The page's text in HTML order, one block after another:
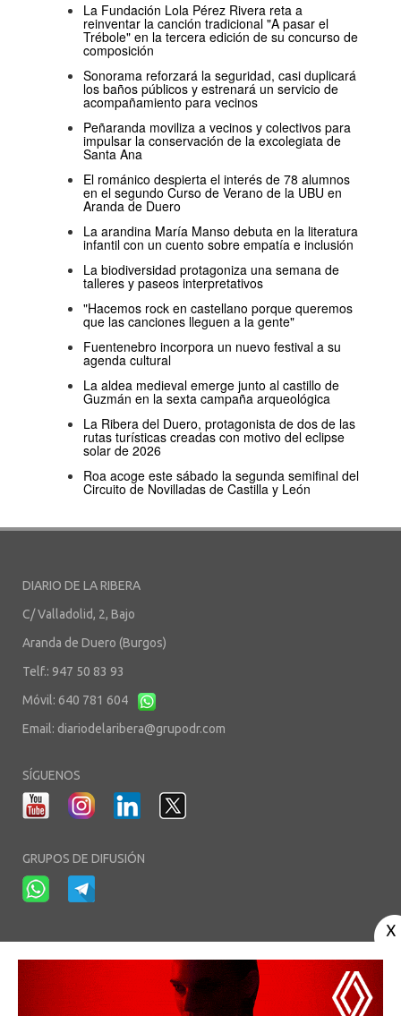
La Fundación Lola Pérez Rivera reta a
reinventar la canción tradicional "A pasar el
Trébole" en la tercera edición de su concurso de
composición
Sonorama reforzará la seguridad, casi duplicará
los baños públicos y estrenará un servicio de
acompañamiento para vecinos
Peñaranda moviliza a vecinos y colectivos para
impulsar la conservación de la excolegiata de
Santa Ana
El románico despierta el interés de 78 alumnos
en el segundo Curso de Verano de la UBU en
Aranda de Duero
La arandina María Manso debuta en la literatura
infantil con un cuento sobre empatía e inclusión
La biodiversidad protagoniza una semana de
talleres y paseos interpretativos
"Hacemos rock en castellano porque queremos
que las canciones lleguen a la gente"
Fuentenebro incorpora un nuevo festival a su
agenda cultural
La aldea medieval emerge junto al castillo de
Guzmán en la sexta campaña arqueológica
La Ribera del Duero, protagonista de dos de las
rutas turísticas creadas con motivo del eclipse
solar de 2026
Roa acoge este sábado la segunda semifinal del
Circuito de Novilladas de Castilla y León
DIARIO DE LA RIBERA
C/ Valladolid, 2, Bajo
Aranda de Duero (Burgos)
Telf.: 947 50 83 93
Móvil: 640 781 604
Email: diariodelaribera@grupodr.com
SÍGUENOS
GRUPOS DE DIFUSIÓN